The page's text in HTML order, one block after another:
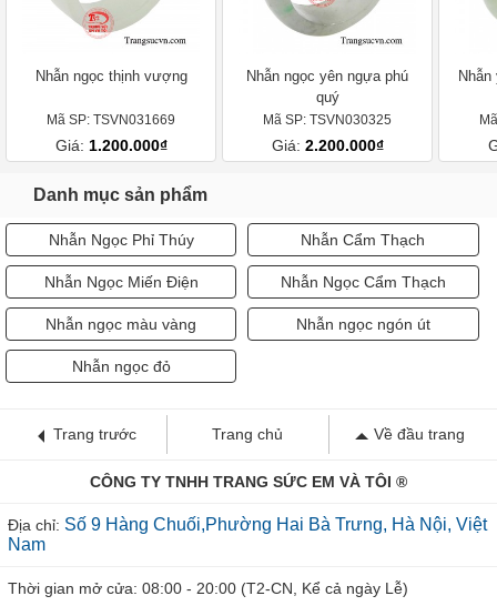
Nhẫn ngọc thịnh vượng
Mã SP: TSVN031669
Giá: 1.200.000₫
Nhẫn ngọc yên ngựa phú
quý
Mã SP: TSVN030325
Giá: 2.200.000₫
Danh mục sản phẩm
Nhẫn Ngọc Phỉ Thúy Nhẫn Cẩm Thạch
Nhẫn Ngọc Miến Điện Nhẫn Ngọc Cẩm Thạch
Nhẫn ngọc màu vàng Nhẫn ngọc ngón út
Nhẫn ngọc đỏ
Trang trước Trang chủ Về đầu trang
CÔNG TY TNHH TRANG SỨC EM VÀ TÔI ®
Địa chỉ: Số 9 Hàng Chuối,Phường Hai Bà Trưng, Hà Nội, Việt
Nam
Thời gian mở cửa: 08:00 - 20:00 (T2-CN, Kể cả ngày Lễ)